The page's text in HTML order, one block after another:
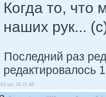
Когда то, что
наших рук...
Последний раз
редактировалось
03 окт, 10 21:48